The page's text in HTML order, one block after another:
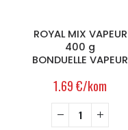
ROYAL MIX VAPEUR
400 g
BONDUELLE VAPEUR
1.69€/kom